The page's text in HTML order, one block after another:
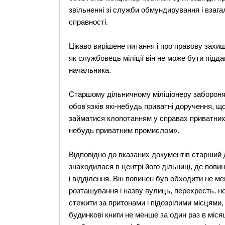
звільненні зі служби обмундирування і
справності.
Цікаво вирішене питання і про правову
як службовець міліції він не може бути
начальника.
Старшому дільничному міліціонеру
обов'язків які-небудь приватні доручення,
займатися клопотанням у справах
небудь приватним промислом».
Відповідно до вказаних документів
знаходилася в центрі його дільниці, де
і відділення. Він повинен був обходити не
розташування і назву вулиць, перехресть,
стежити за притонами і підозрілими
будинкові книги не менше за один раз в